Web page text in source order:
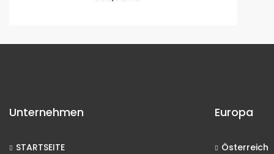
Unternehmen
STARTSEITE
Europa
Österreich